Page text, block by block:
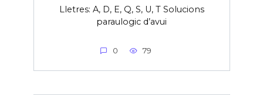
Lletres: A, D, E, Q, S, U, T Solucions
paraulogic d’avui
0 79